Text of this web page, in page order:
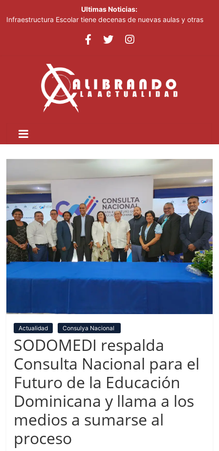
Ultimas Noticias:
Infraestructura Escolar tiene decenas de nuevas aulas y otras
Crear dos nuevas provincias en el país generaría más gasto
público, advierte experto
Ministerio de Educación inicia este lunes jornada nacional de
capacitación para más de 90,000 docentes de cara al inicio del
año escolar 2026-2027
del PRM y felicita a sus nuevas autoridades
Actualidad Consulya Nacional
SODOMEDI respalda
Consulta Nacional para el
Futuro de la Educación
Dominicana y llama a los
medios a sumarse al
proceso